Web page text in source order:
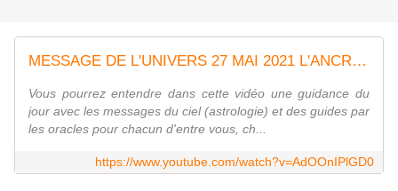
MESSAGE DE L'UNIVERS 27 MAI 2021 L'ANCRE VOUS INVITE A VOUS ENRACINER
Vous pourrez entendre dans cette vidéo une guidance du
jour avec les messages du ciel (astrologie) et des guides par
les oracles pour chacun d'entre vous, ch...
https://www.youtube.com/watch?v=AdOOnIPlGD0